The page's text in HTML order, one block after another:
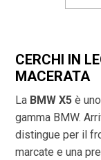
CERCHI IN
MACERATA
La BMW X5 è
gamma BMW.
distingue per il
marcate e una